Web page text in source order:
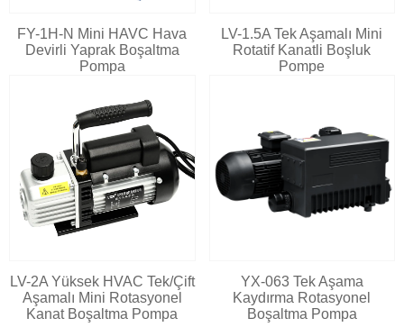
FY-1H-N Mini HAVC Hava
Devirli Yaprak Boşaltma
Pompa
LV-1.5A Tek Aşamalı Mini
Rotatif Kanatli Boşluk
Pompe
LV-2A Yüksek HVAC Tek/Çift
Aşamalı Mini Rotasyonel
Kanat Boşaltma Pompa
YX-063 Tek Aşama
Kaydırma Rotasyonel
Boşaltma Pompa